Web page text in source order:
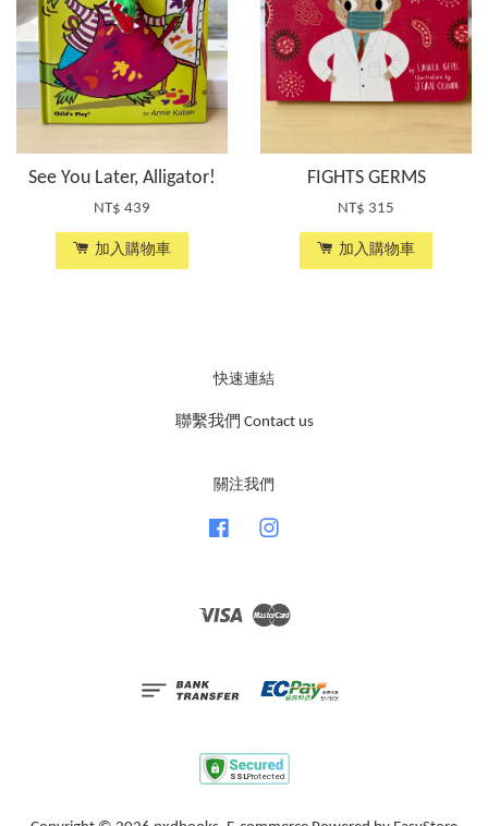
See You Later, Alligator!
NT$ 439
加入購物車
FIGHTS GERMS
NT$ 315
加入購物車
快速連結
聯繫我們 Contact us
關注我們
Facebook
Visa Master